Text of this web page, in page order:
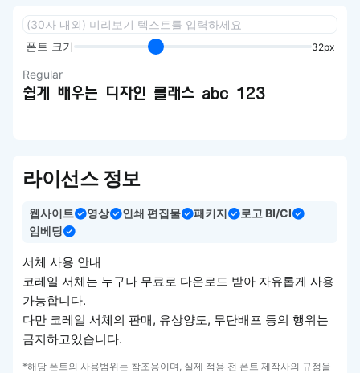
폰트 크기 32px
Regular
쉽게 배우는 디자인 클래스 abc 123
라이선스 정보
웹사이트 영상 인쇄 편집물 패키지
로고 BI/CI
임베딩
서체 사용 안내
코레일 서체는 누구나 무료로 다운로드 받아 자유롭게 사용
가능합니다.
다만 코레일 서체의 판매, 유상양도, 무단배포 등의 행위는
금지하고있습니다.
*해당 폰트의 사용범위는 참조용이며, 실제 적용 전 폰트 제작사의 규정을